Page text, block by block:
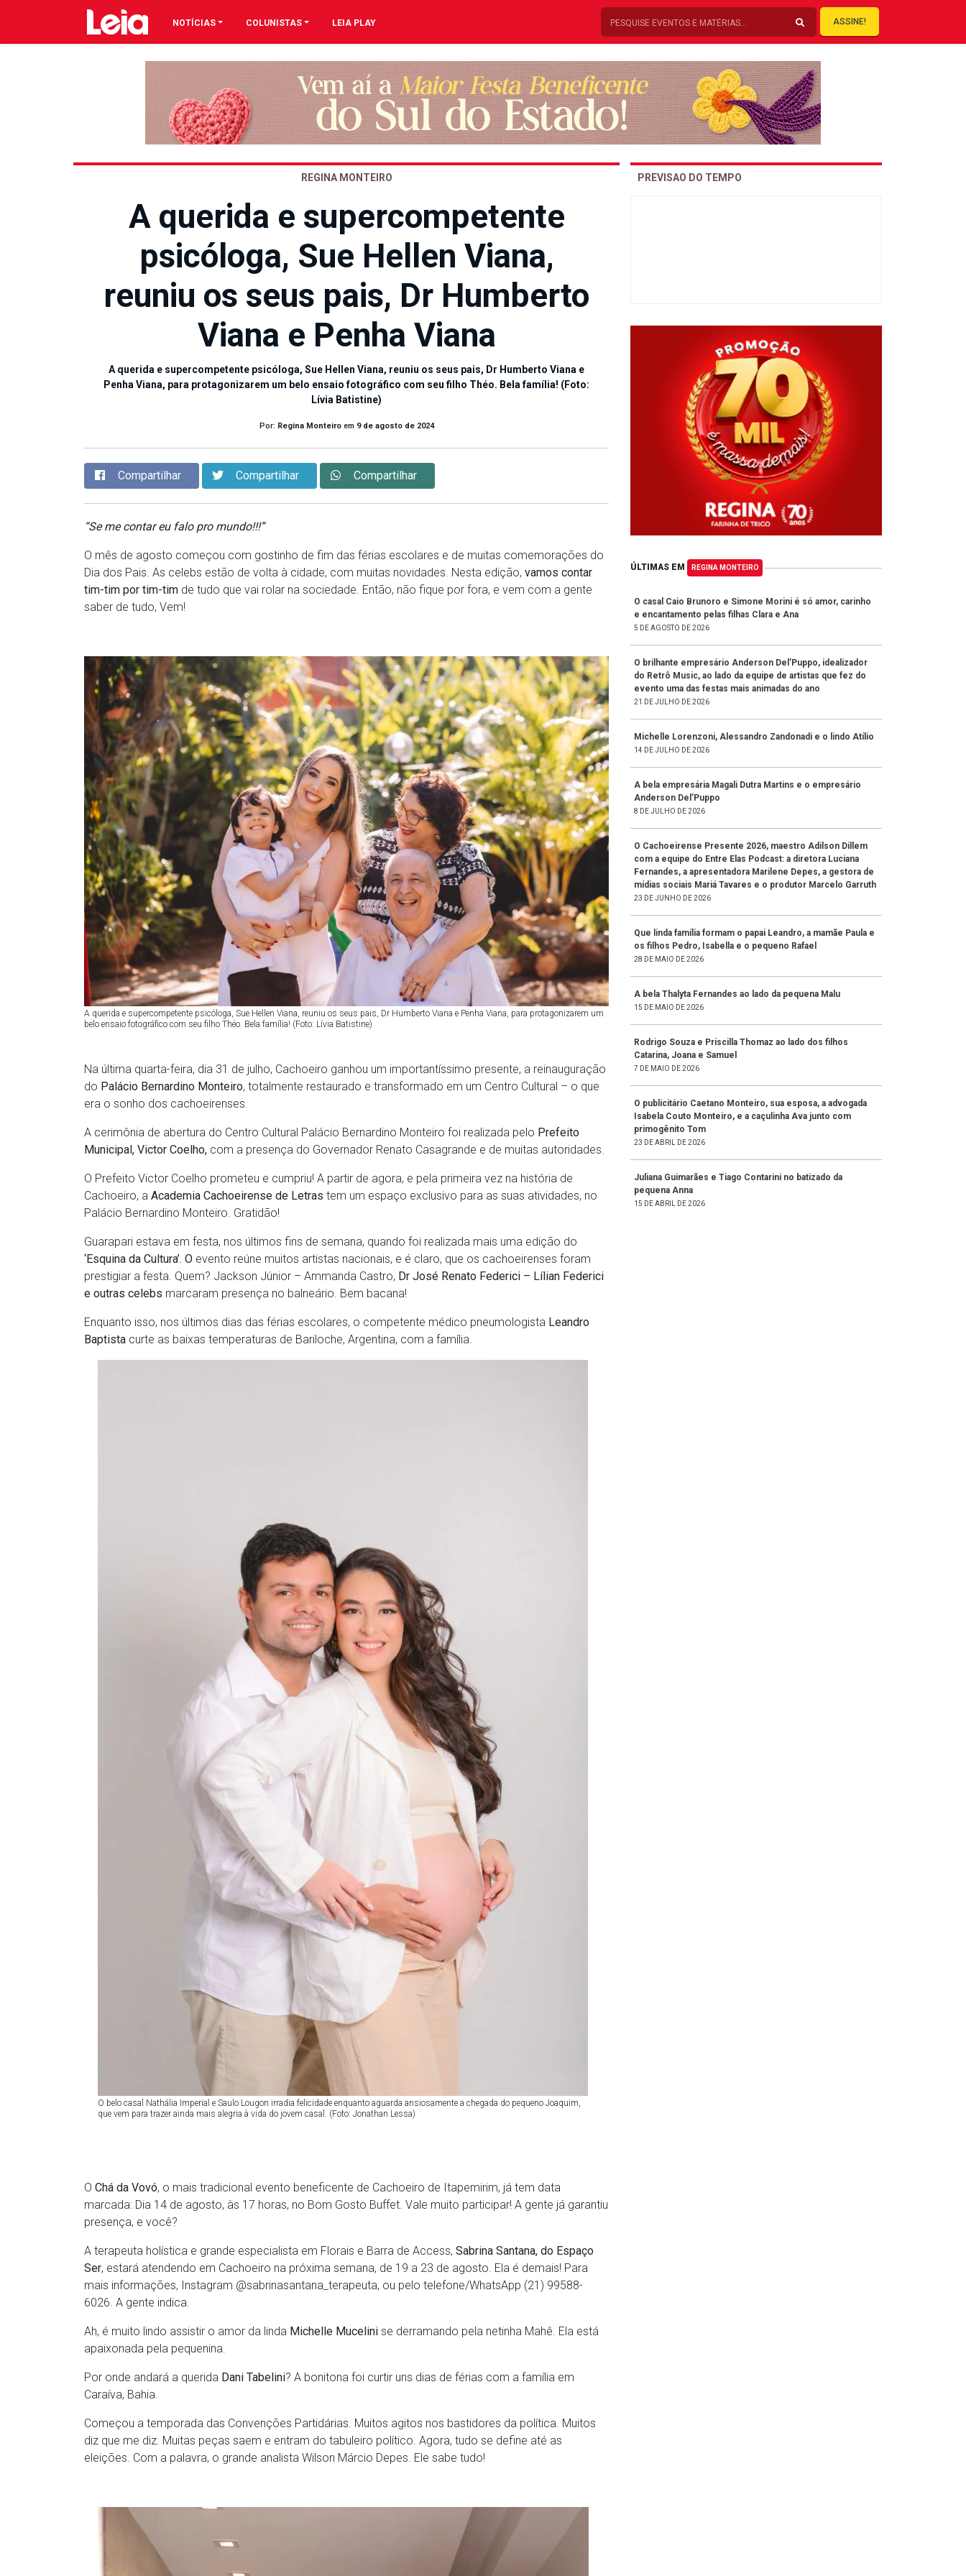
NOTÍCIAS COLUNISTAS LEIA PLAY ASSINE!
REGINA MONTEIRO
A querida e supercompetente
psicóloga, Sue Hellen Viana,
reuniu os seus pais, Dr Humberto
Viana e Penha Viana
A querida e supercompetente psicóloga, Sue Hellen Viana, reuniu os seus pais, Dr Humberto Viana e
Penha Viana, para protagonizarem um belo ensaio fotográfico com seu filho Théo. Bela família! (Foto:
Lívia Batistine)
Por: Regina Monteiroem 9 de agosto de 2024
Compartilhar Compartilhar Compartilhar
“Se me contar eu falo pro mundo!!!”
O mês de agosto começou com gostinho de fim das férias escolares e de muitas comemorações do
Dia dos Pais. As celebs estão de volta à cidade, com muitas novidades. Nesta edição, vamos contar
tim-tim por tim-tim de tudo que vai rolar na sociedade. Então, não fique por fora, e vem com a gente
saber de tudo, Vem!
A querida e supercompetente psicóloga, Sue Hellen Viana, reuniu os seus pais, Dr Humberto Viana e Penha Viana, para protagonizarem um
belo ensaio fotográfico com seu filho Théo. Bela família! (Foto: Lívia Batistine)
Na última quarta-feira, dia 31 de julho, Cachoeiro ganhou um importantíssimo presente, a reinauguração
do Palácio Bernardino Monteiro, totalmente restaurado e transformado em um Centro Cultural – o que
era o sonho dos cachoeirenses.
A cerimônia de abertura do Centro Cultural Palácio Bernardino Monteiro foi realizada pelo Prefeito
Municipal, Victor Coelho, com a presença do Governador Renato Casagrande e de muitas autoridades.
O Prefeito Victor Coelho prometeu e cumpriu! A partir de agora, e pela primeira vez na história de
Cachoeiro, a Academia Cachoeirense de Letras tem um espaço exclusivo para as suas atividades, no
Palácio Bernardino Monteiro. Gratidão!
Guarapari estava em festa, nos últimos fins de semana, quando foi realizada mais uma edição do
‘Esquina da Cultura’. O evento reúne muitos artistas nacionais, e é claro, que os cachoeirenses foram
prestigiar a festa. Quem? Jackson Júnior – Ammanda Castro, Dr José Renato Federici – Lílian Federici
e outras celebs marcaram presença no balneário. Bem bacana!
Enquanto isso, nos últimos dias das férias escolares, o competente médico pneumologista Leandro
Baptista curte as baixas temperaturas de Bariloche, Argentina, com a família.
O belo casal Nathália Imperial e Saulo Lougon irradia felicidade enquanto aguarda ansiosamente a chegada do pequeno Joaquim,
que vem para trazer ainda mais alegria à vida do jovem casal. (Foto: Jonathan Lessa)
O Chá da Vovó, o mais tradicional evento beneficente de Cachoeiro de Itapemirim, já tem data
marcada: Dia 14 de agosto, às 17 horas, no Bom Gosto Buffet. Vale muito participar! A gente já garantiu
presença, e você?
A terapeuta holística e grande especialista em Florais e Barra de Access, Sabrina Santana, do Espaço
Ser, estará atendendo em Cachoeiro na próxima semana, de 19 a 23 de agosto. Ela é demais! Para
mais informações, Instagram @sabrinasantana_terapeuta, ou pelo telefone/WhatsApp (21) 99588-
6026. A gente indica.
Ah, é muito lindo assistir o amor da linda Michelle Mucelini se derramando pela netinha Mahê. Ela está
apaixonada pela pequenina.
Por onde andará a querida Dani Tabelini? A bonitona foi curtir uns dias de férias com a família em
Caraíva, Bahia.
Começou a temporada das Convenções Partidárias. Muitos agitos nos bastidores da política. Muitos
diz que me diz. Muitas peças saem e entram do tabuleiro político. Agora, tudo se define até as
eleições. Com a palavra, o grande analista Wilson Márcio Depes. Ele sabe tudo!
PREVISAO DO TEMPO
ÚLTIMAS EM REGINA MONTEIRO
O casal Caio Brunoro e Simone Morini é só amor, carinho
e encantamento pelas filhas Clara e Ana
5 DE AGOSTO DE 2026
O brilhante empresário Anderson Del’Puppo, idealizador
do Retrô Music, ao lado da equipe de artistas que fez do
evento uma das festas mais animadas do ano
21 DE JULHO DE 2026
Michelle Lorenzoni, Alessandro Zandonadi e o lindo Atílio
14 DE JULHO DE 2026
A bela empresária Magali Dutra Martins e o empresário
Anderson Del’Puppo
8 DE JULHO DE 2026
O Cachoeirense Presente 2026, maestro Adilson Dillem
com a equipe do Entre Elas Podcast: a diretora Luciana
Fernandes, a apresentadora Marilene Depes, a gestora de
mídias sociais Mariá Tavares e o produtor Marcelo Garruth
23 DE JUNHO DE 2026
Que linda família formam o papai Leandro, a mamãe Paula e
os filhos Pedro, Isabella e o pequeno Rafael
28 DE MAIO DE 2026
A bela Thalyta Fernandes ao lado da pequena Malu
15 DE MAIO DE 2026
Rodrigo Souza e Priscilla Thomaz ao lado dos filhos
Catarina, Joana e Samuel
7 DE MAIO DE 2026
O publicitário Caetano Monteiro, sua esposa, a advogada
Isabela Couto Monteiro, e a caçulinha Ava junto com
primogênito Tom
23 DE ABRIL DE 2026
Juliana Guimarães e Tiago Contarini no batizado da
pequena Anna
15 DE ABRIL DE 2026